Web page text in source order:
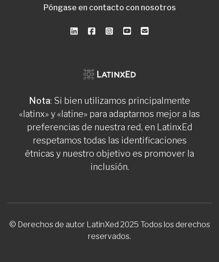
Nota: Si bien utilizamos principalmente
«latinx» y «latine» para adaptarnos mejor a las
preferencias de nuestra red, en LatinxEd
respetamos todas las identificaciones
étnicas y nuestro objetivo es promover la
inclusión.
Póngase en contacto con nosotros
© Derechos de autor LatinXed 2025 Todos los derechos
reservados.